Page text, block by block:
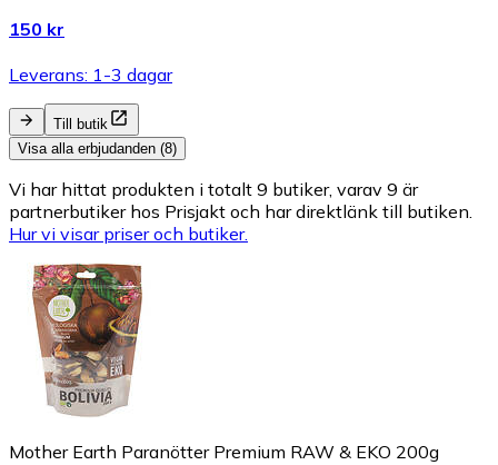
150 kr
Leverans: 1-3 dagar
Till butik
Visa alla erbjudanden (8)
Vi har hittat produkten i totalt 9 butiker, varav 9 är
partnerbutiker hos Prisjakt och har direktlänk till butiken.
Hur vi visar priser och butiker.
Mother Earth Paranötter Premium RAW & EKO 200g